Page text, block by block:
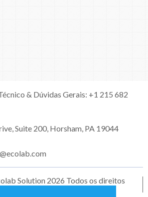
& Dúvidas Gerais: +1 215 682
Suite 200, Horsham, PA 19044
Solution 2026 Todos os direitos
reservados